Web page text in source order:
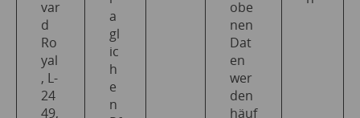
var
d
Ro
yal
, L-
24
49,
a
gl
ic
h
e
n
obe
nen
Dat
en
wer
den
häuf